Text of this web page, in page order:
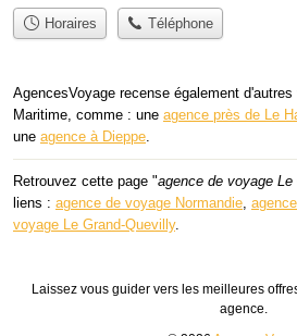
Horaires Téléphone
AgencesVoyage recense également
Maritime, comme : une agence près de Le
une agence à Dieppe
Retrouvez cette page "agence de voyage
liens : agence de voyage Normandie
voyage Le Grand-Quevilly.
Laissez vous guider vers les meilleures
agence.